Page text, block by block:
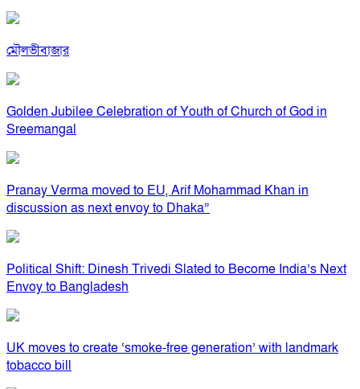
মৌলভীবাজার
Golden Jubilee Celebration of Youth of Church of God in
Sreemangal
Pranay Verma moved to EU, Arif Mohammad Khan in
discussion as next envoy to Dhaka”
Political Shift: Dinesh Trivedi Slated to Become India’s Next
Envoy to Bangladesh
UK moves to create ‘smoke-free generation’ with landmark
tobacco bill